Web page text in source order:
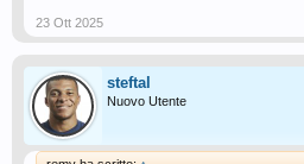
23 Ott 2025
steftal
Nuovo Utente